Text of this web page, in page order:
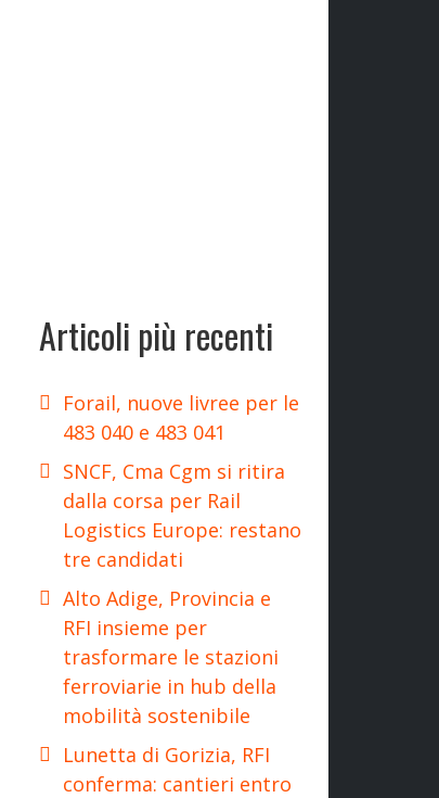
Articoli più recenti
Forail, nuove livree per le
483 040 e 483 041
SNCF, Cma Cgm si ritira
dalla corsa per Rail
Logistics Europe: restano
tre candidati
Alto Adige, Provincia e
RFI insieme per
trasformare le stazioni
ferroviarie in hub della
mobilità sostenibile
Lunetta di Gorizia, RFI
conferma: cantieri entro